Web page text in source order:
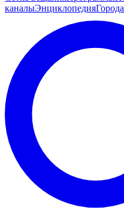
каналыЭнциклопедия